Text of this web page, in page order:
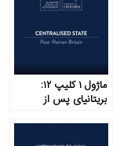
ماژول ۱ کلیپ ۱۲:
بریتانیای پس از